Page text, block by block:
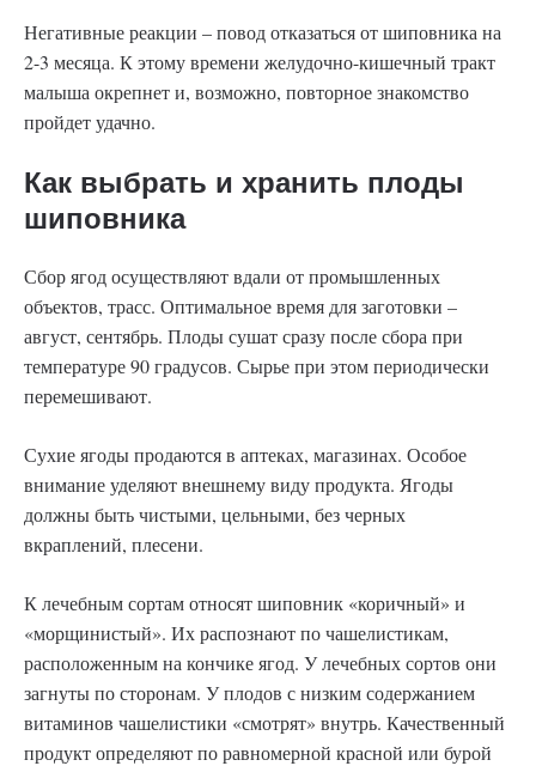
Негативные реакции – повод отказаться от шиповника на
2-3 месяца. К этому времени желудочно-кишечный тракт
малыша окрепнет и, возможно, повторное знакомство
пройдет удачно.
Как выбрать и хранить плоды
шиповника
Сбор ягод осуществляют вдали от промышленных
объектов, трасс. Оптимальное время для заготовки –
август, сентябрь. Плоды сушат сразу после сбора при
температуре 90 градусов. Сырье при этом периодически
перемешивают.
Сухие ягоды продаются в аптеках, магазинах. Особое
внимание уделяют внешнему виду продукта. Ягоды
должны быть чистыми, цельными, без черных
вкраплений, плесени.
К лечебным сортам относят шиповник «коричный» и
«морщинистый». Их распознают по чашелистикам,
расположенным на кончике ягод. У лечебных сортов они
загнуты по сторонам. У плодов с низким содержанием
витаминов чашелистики «смотрят» внутрь. Качественный
продукт определяют по равномерной красной или бурой